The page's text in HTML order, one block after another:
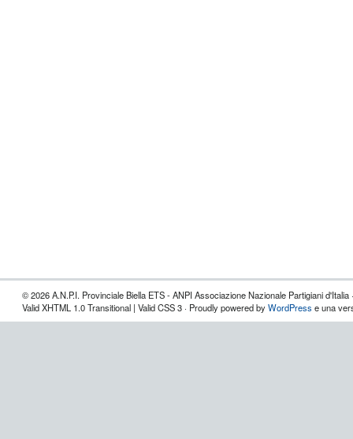
© 2026 A.N.P.I. Provinciale Biella ETS - ANPI Associazione Nazionale Partigiani d'Italia
Valid XHTML 1.0 Transitional | Valid CSS 3 · Proudly powered byWordPress e una